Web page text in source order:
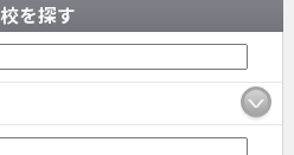
を探す